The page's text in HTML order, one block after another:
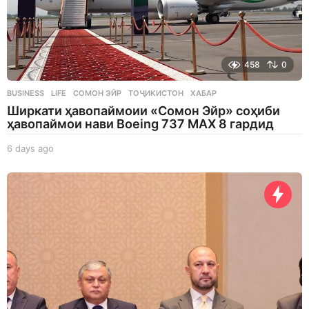
458 0
BUSINESS ,LIFE СОМОН ЭЙР ,ТОҶИКИСТОН ,ХАБАР
Ширкати ҳавопаймоии «Сомон Эйр» соҳиби
ҳавопаймои нави Boeing 737 MAX 8 гардид
6 days ago
a